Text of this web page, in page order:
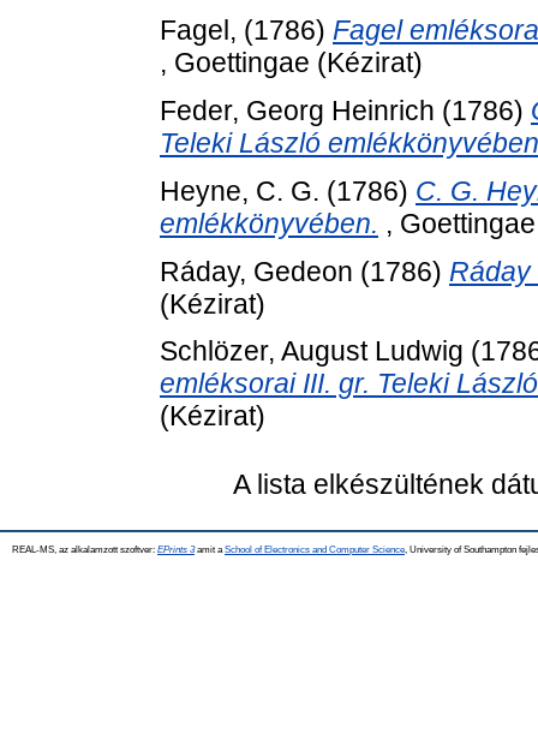
Fagel, (1786) Fagel
, Goettingae (Kézirat)
Feder, Georg Heinrich (1786)
Teleki László
Heyne, C. G. (1786) C. G.
emlékkönyvében. ,
Ráday, Gedeon (1786) Ráday
(Kézirat)
Schlözer, August Ludwig
emléksorai III. gr. Teleki
(Kézirat)
A lista elkészültének
REAL-MS, az alkalamzott szoftver: EPrints 3amit a School of Electronics and Computer Science , University of Southampton